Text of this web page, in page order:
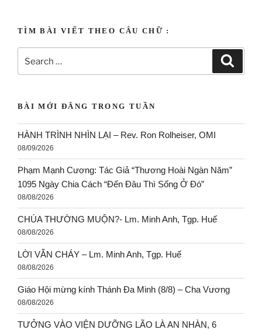
TÌM BÀI VIẾT THEO CÂU CHỮ :
BÀI MỚI ĐĂNG TRONG TUẦN
HÀNH TRÌNH NHÌN LẠI – Rev. Ron Rolheiser, OMI
08/09/2026
Phạm Mạnh Cương: Tác Giả “Thương Hoài Ngàn Năm”
1095 Ngày Chia Cách “Đến Đâu Thì Sống Ở Đó”
08/08/2026
CHÚA THƯỜNG MUỘN?- Lm. Minh Anh, Tgp. Huế
08/08/2026
LỜI VẪN CHÁY – Lm. Minh Anh, Tgp. Huế
08/08/2026
Giáo Hội mừng kính Thánh Đa Minh (8/8) – Cha Vương
08/08/2026
TƯỞNG VÀO VIỆN DƯỠNG LÃO LÀ AN NHÀN, 6